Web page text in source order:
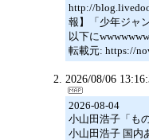
http://
報】「少年ジャ
以下にwwwwwww
転載元: https://
2026/08/06
2026-08-04
小山田浩子「も
小山田浩子 国内